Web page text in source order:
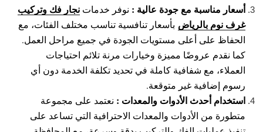
أسعار مناسبة مع جودة عالية : نوفر خدمات نجار فك وتركيب
غرف نوم بالرياض بأسعار تنافسية تناسب مختلف الفئات، مع
الحفاظ على أعلى مستويات الجودة في جميع مراحل العمل.
كما نقدم عروضًا مميزة وخيارات مرنة تلائم احتياجات
العملاء، مع شفافية كاملة في تحديد تكلفة الخدمة دون أي
رسوم إضافية غير متوقعة.
استخدام أحدث الأدوات والمعدات : نعتمد على مجموعة
متطورة من الأدوات والمعدات الاحترافية التي تساعد على